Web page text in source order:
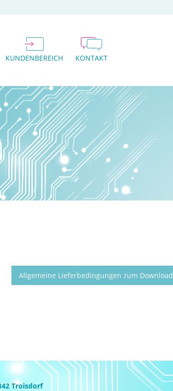
KUNDENBEREICH KONTAKT
Allgemeine Lieferbedingungen zum Download
Troisdorf